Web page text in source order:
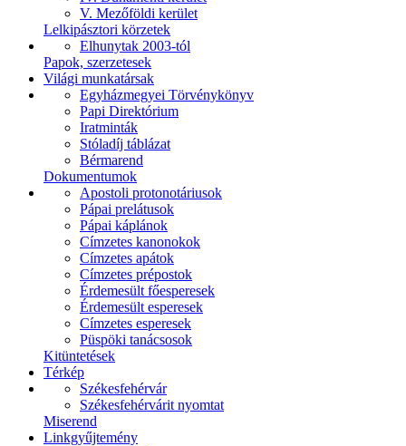
V. Mezőföldi kerület
Lelkipásztori körzetek
Elhunytak 2003-tól
Papok, szerzetesek
Világi munkatársak
Egyházmegyei Törvénykönyv
Papi Direktórium
Iratminták
Stóladíj táblázat
Bérmarend
Dokumentumok
Apostoli protonotáriusok
Pápai prelátusok
Pápai káplánok
Címzetes kanonokok
Címzetes apátok
Címzetes prépostok
Érdemesült főesperesek
Érdemesült esperesek
Címzetes esperesek
Püspöki tanácsosok
Kitüntetések
Térkép
Székesfehérvár
Székesfehérvárit nyomtat
Miserend
Linkgyűjtemény